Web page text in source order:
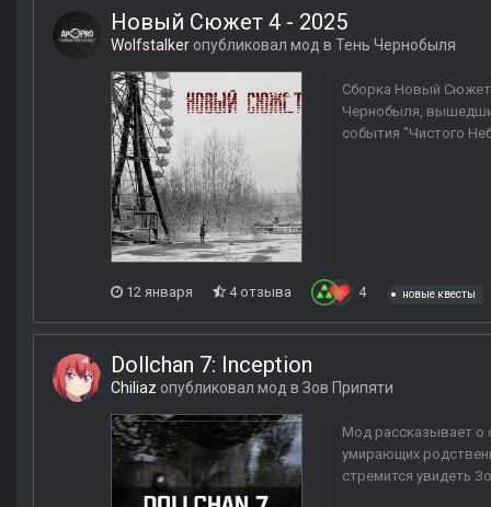
Новый Сюжет 4 - 2025
Wolfstalker опубликовал мод в Тень Чернобыля
Сборка Новый Сюжет
Чернобыля,
события "Чистого
12 января 4 отзыва 4 новые квесты
Dollchan 7: Inception
Chiliaz опубликовал мод в Зов Припяти
Мод рассказывает о
умирающих
стремится увидеть